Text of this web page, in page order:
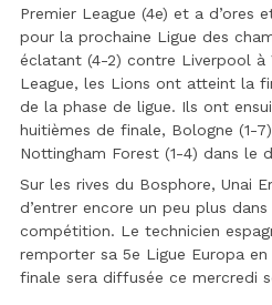
Premier League (4e) et a d’ores
pour la prochaine Ligue des
éclatant (4-2) contre Liverpool à
League, les Lions ont atteint la
de la phase de ligue. Ils ont
huitièmes de finale, Bologne (1-
Nottingham Forest (1-4) dans le
Sur les rives du Bosphore, Unai
d’entrer encore un peu plus
compétition. Le technicien
remporter sa 5e Ligue Europa en
finale sera diffusée ce mercredi